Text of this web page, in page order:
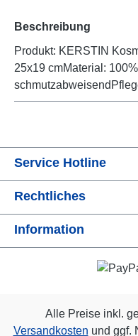
Beschreibung
Produkt: KERSTIN
25x19 cmMaterial:
Service Hotline
Rechtliches
Information
Alle Preise inkl.
Versandkosten und ggf.